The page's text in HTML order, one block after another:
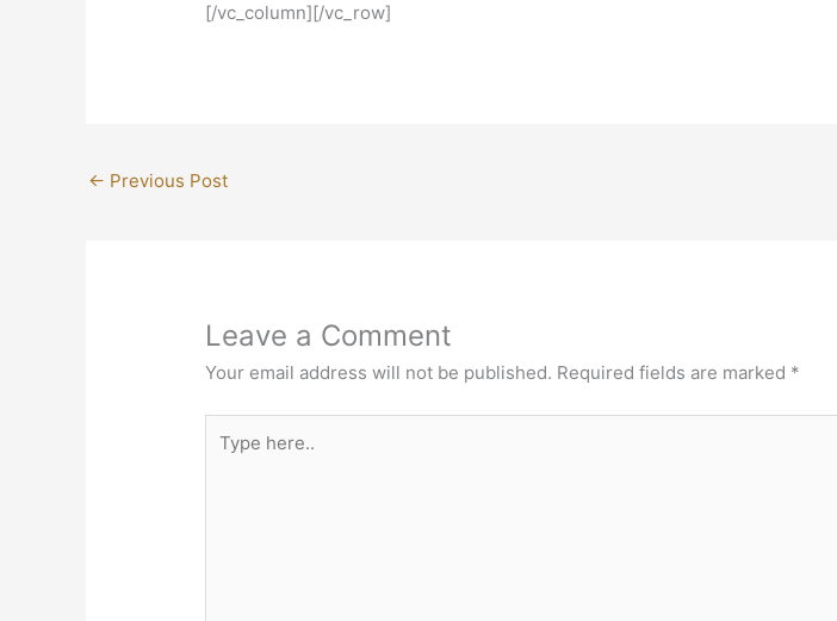
[/vc_column][/vc_row]
← Previous Post
Leave a Comment
Your email address will not be published. Required fields are marked *
here..